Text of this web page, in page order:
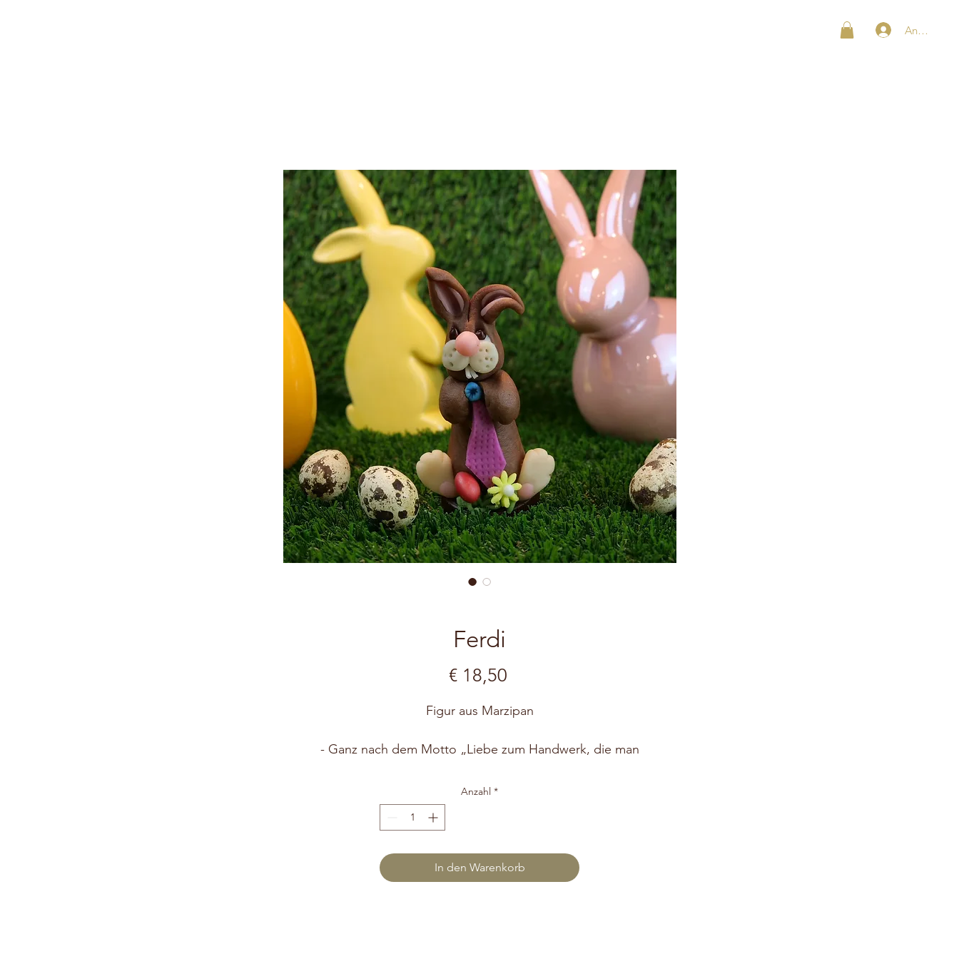
Anmelden
Ferdi
€ 18,50Preis
Figur aus Marzipan
- Ganz nach dem Motto „Liebe zum Handwerk, die man
Für die Herstellung unserer handgefertigten Maripan-
Figuren verwenden wir ausschließlich Produkte aus
nachhaltigem Anbau und wir verzichten bei all unseren
Färbemittel und Geschmacksverstärker.
Anzahl *
In den Warenkorb